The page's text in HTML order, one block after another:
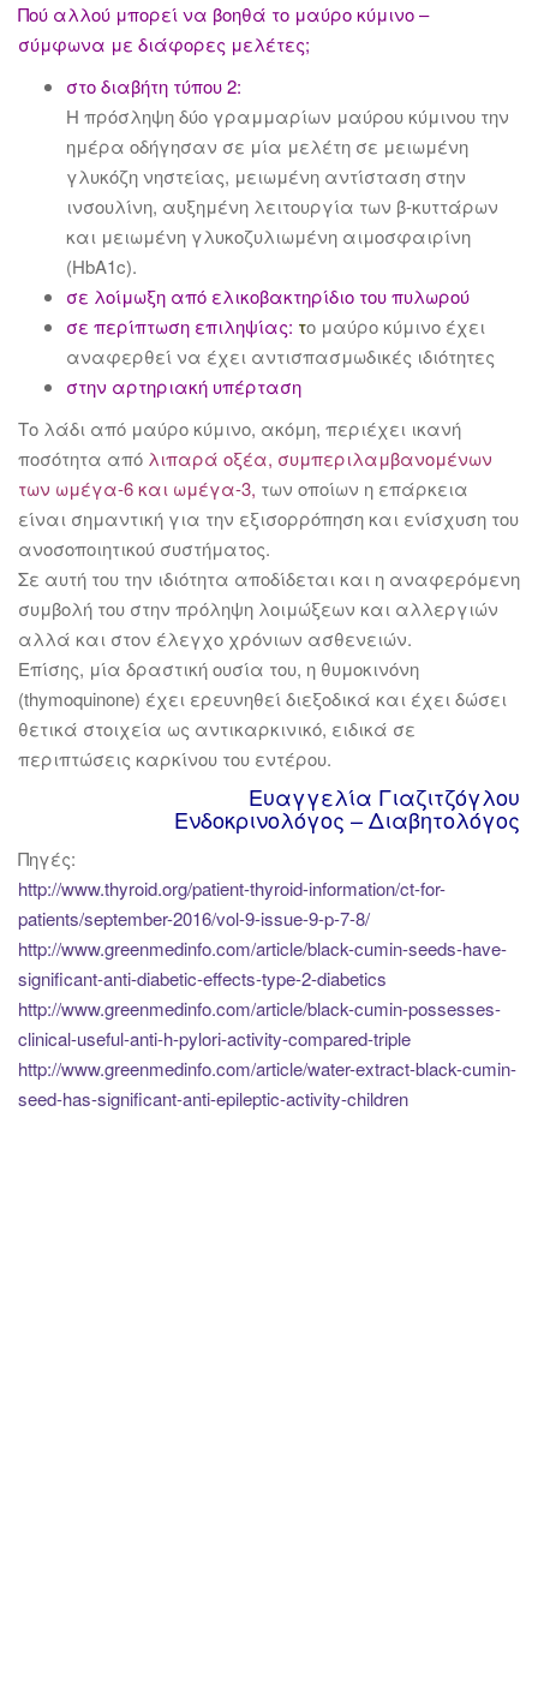
Πού αλλού μπορεί να βοηθά το μαύρο κύμινο –
σύμφωνα με διάφορες μελέτες;
στο διαβήτη τύπου 2:
Η πρόσληψη δύο γραμμαρίων μαύρου κύμινου την
ημέρα οδήγησαν σε μία μελέτη σε μειωμένη
γλυκόζη νηστείας, μειωμένη αντίσταση στην
ινσουλίνη, αυξημένη λειτουργία των β-κυττάρων
και μειωμένη γλυκοζυλιωμένη αιμοσφαιρίνη
(HbA1c).
σε λοίμωξη από ελικοβακτηρίδιο του πυλωρού
σε περίπτωση επιληψίας: το μαύρο κύμινο έχει
αναφερθεί να έχει αντισπασμωδικές ιδιότητες
στην αρτηριακή υπέρταση
Το λάδι από μαύρο κύμινο, ακόμη, περιέχει ικανή
ποσότητα από λιπαρά οξέα, συμπεριλαμβανομένων
των ωμέγα-6 και ωμέγα-3, των οποίων η επάρκεια
είναι σημαντική για την εξισορρόπηση και ενίσχυση του
ανοσοποιητικού συστήματος.
Σε αυτή του την ιδιότητα αποδίδεται και η αναφερόμενη
συμβολή του στην πρόληψη λοιμώξεων και αλλεργιών
αλλά και στον έλεγχο χρόνιων ασθενειών.
Επίσης, μία δραστική ουσία του, η θυμοκινόνη
(thymoquinone) έχει ερευνηθεί διεξοδικά και έχει δώσει
θετικά στοιχεία ως αντικαρκινικό, ειδικά σε
περιπτώσεις καρκίνου του εντέρου.
Ευαγγελία Γιαζιτζόγλου
Ενδοκρινολόγος – Διαβητολόγος
Πηγές:
http://www.thyroid.org/patient-thyroid-information/ct-for-
patients/september-2016/vol-9-issue-9-p-7-8/
http://www.greenmedinfo.com/article/black-cumin-seeds-have-
significant-anti-diabetic-effects-type-2-diabetics
http://www.greenmedinfo.com/article/black-cumin-possesses-
clinical-useful-anti-h-pylori-activity-compared-triple
http://www.greenmedinfo.com/article/water-extract-black-cumin-
seed-has-significant-anti-epileptic-activity-children